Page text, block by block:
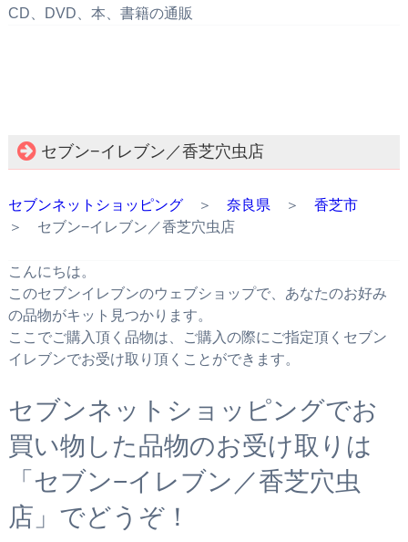
CD、DVD、本、書籍の通販
セブン−イレブン／香芝穴虫店
セブンネットショッピング＞ 奈良県 ＞ 香芝市
＞ セブン−イレブン／香芝穴虫店
こんにちは。
このセブンイレブンのウェブショップで、あなたのお好み
の品物がキット見つかります。
ここでご購入頂く品物は、ご購入の際にご指定頂くセブン
イレブンでお受け取り頂くことができます。
セブンネットショッピングでお
買い物した品物のお受け取りは
「セブン−イレブン／香芝穴虫
店」でどうぞ！